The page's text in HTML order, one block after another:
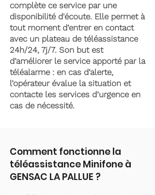
complète ce service par une
disponibilité d'écoute. Elle permet à
tout moment d’entrer en contact
avec un plateau de téléassistance
24h/24, 7j/7. Son but est
d’améliorer le service apporté par la
téléalarme : en cas d’alerte,
l’opérateur évalue la situation et
contacte les services d’urgence en
cas de nécessité.
Comment fonctionne la
téléassistance Minifone à
GENSAC LA PALLUE ?